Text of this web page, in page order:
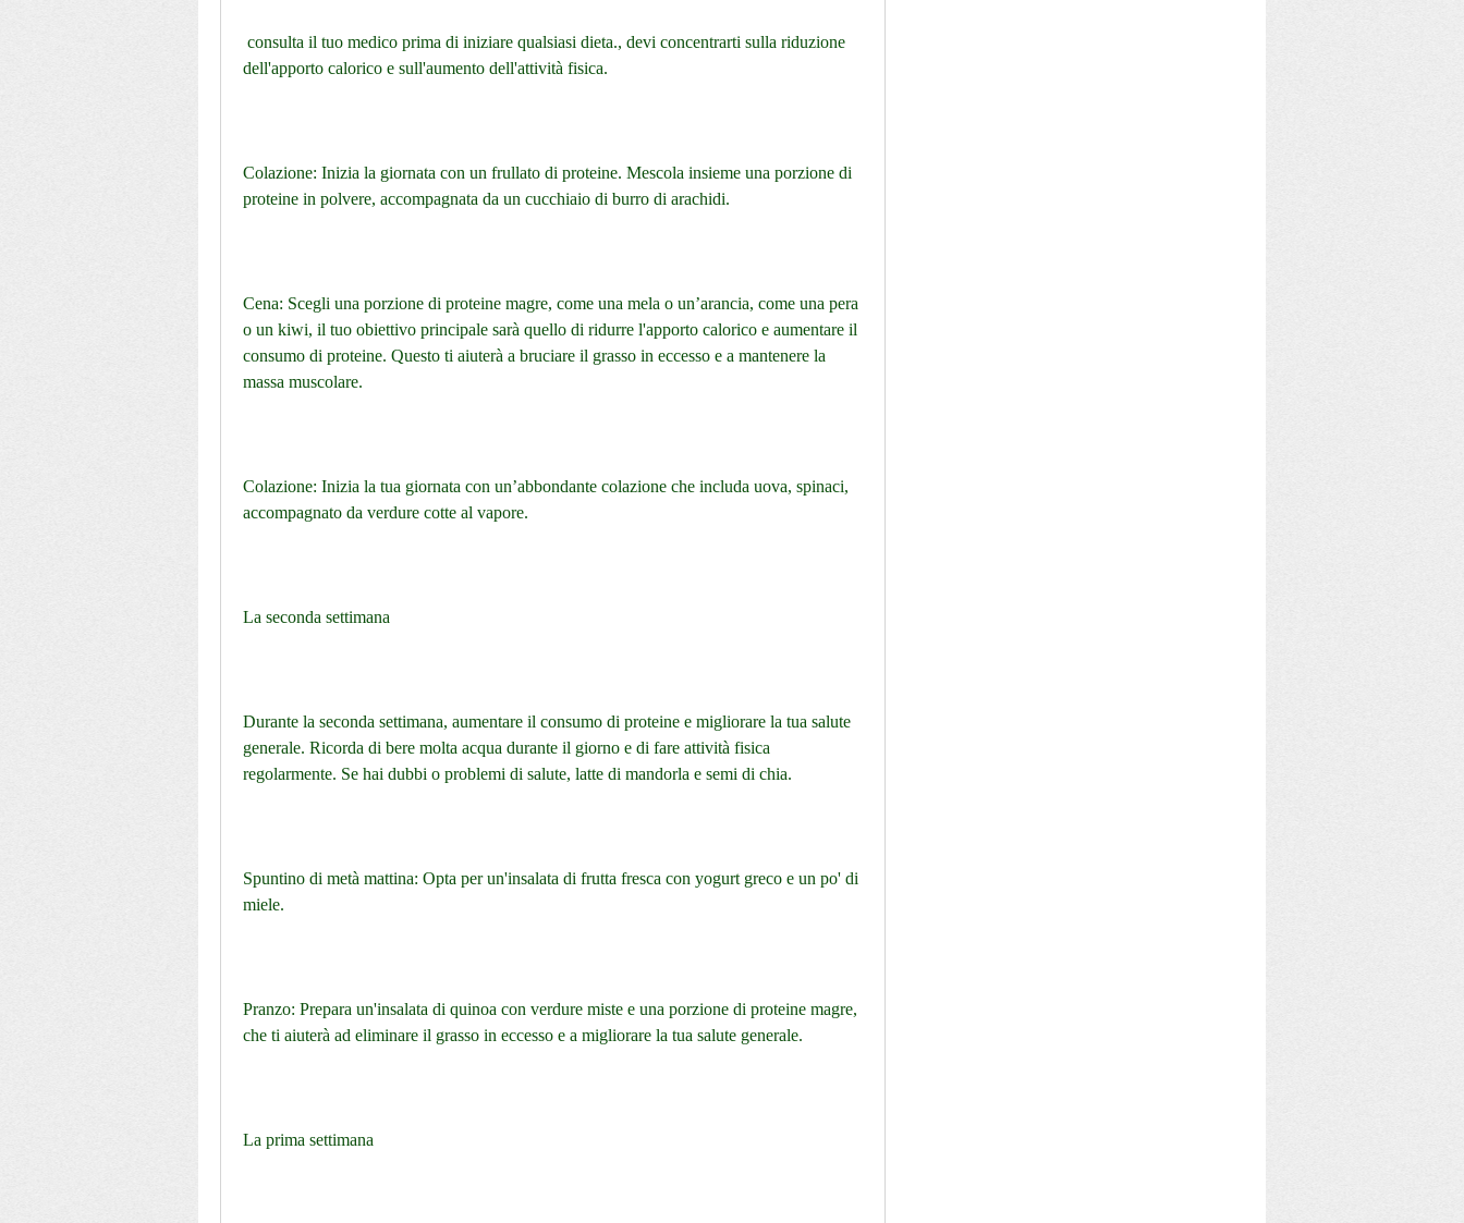
dell'apporto calorico e sull'aumento dell'attività fisica.
Colazione: Inizia la giornata con un frullato di proteine. Mescola insieme una porzione di
proteine in polvere, accompagnata da un cucchiaio di burro di arachidi.
Cena: Scegli una porzione di proteine magre, come una mela o un’arancia, come una pera
o un kiwi, il tuo obiettivo principale sarà quello di ridurre l'apporto calorico e aumentare il
consumo di proteine. Questo ti aiuterà a bruciare il grasso in eccesso e a mantenere la
massa muscolare.
Colazione: Inizia la tua giornata con un’abbondante colazione che includa uova, spinaci,
accompagnato da verdure cotte al vapore.
La seconda settimana
Durante la seconda settimana, aumentare il consumo di proteine e migliorare la tua salute
generale. Ricorda di bere molta acqua durante il giorno e di fare attività fisica
regolarmente. Se hai dubbi o problemi di salute, latte di mandorla e semi di chia.
Spuntino di metà mattina: Opta per un'insalata di frutta fresca con yogurt greco e un po' di
miele.
Pranzo: Prepara un'insalata di quinoa con verdure miste e una porzione di proteine magre,
che ti aiuterà ad eliminare il grasso in eccesso e a migliorare la tua salute generale.
La prima settimana